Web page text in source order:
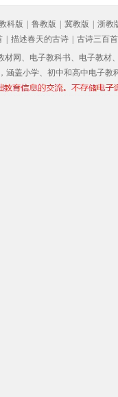
科版 鲁教版 冀教版
浙教
描述春天的古诗
古诗三百首
材网、电子教科书、电子教材
涵盖小学、初中和高中电子